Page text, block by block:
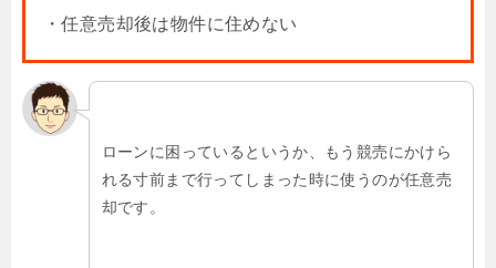
・任意売却後は物件に住めない
ローンに困っているというか、もう競売にかけら
れる寸前まで行ってしまった時に使うのが任意売
却です。